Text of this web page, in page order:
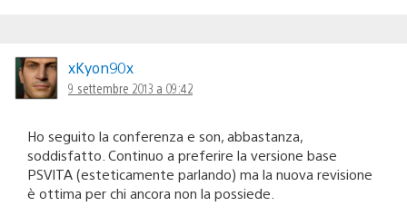
xKyon90x
9 settembre 2013 a 09:42
Ho seguito la conferenza e son, abbastanza,
soddisfatto. Continuo a preferire la versione base
PSVITA (esteticamente parlando) ma la nuova revisione
è ottima per chi ancora non la possiede.